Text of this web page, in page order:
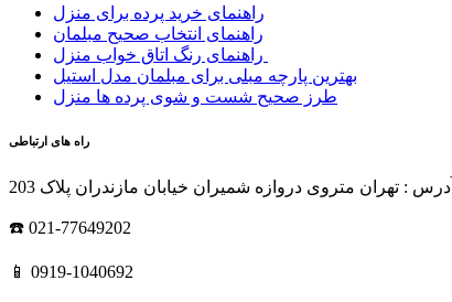
راهنمای خرید پرده برای منزل
راهنمای انتخاب صحیح مبلمان
بهترین پارچه مبلی برای مبلمان مدل استیل
طرز صحیح شست و شوی پرده ها منزل
راه های ارتباطی
آدرس : تهران متروی دروازه شمیران خیابان مازندران پلاک 203
☎️ 021-77649202
📱 0919-1040692